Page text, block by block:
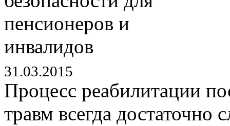
31.03.2015
Процесс реабилитации
травм всегда